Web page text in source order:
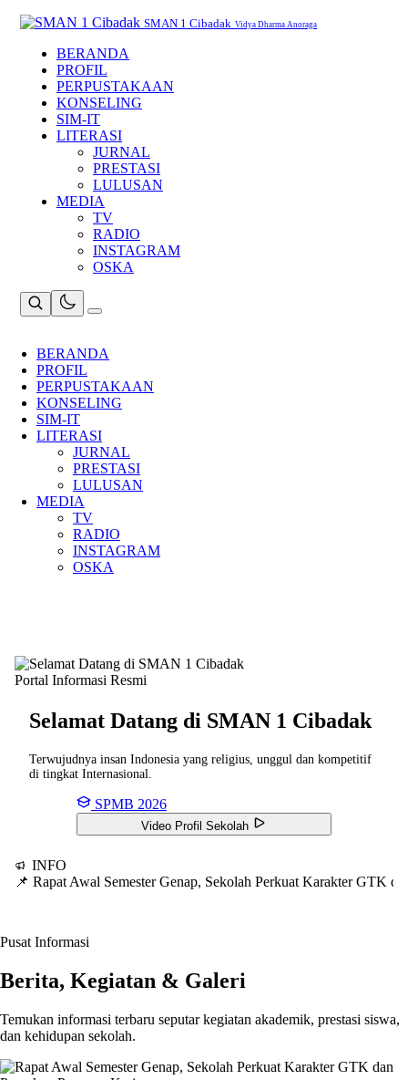
SMAN 1 Cibadak Vidya Dharma Anoraga
BERANDA
PROFIL
PERPUSTAKAAN
KONSELING
SIM-IT
LITERASI
JURNAL
PRESTASI
LULUSAN
MEDIA
TV
RADIO
INSTAGRAM
OSKA
BERANDA
PROFIL
PERPUSTAKAAN
KONSELING
SIM-IT
LITERASI
JURNAL
PRESTASI
LULUSAN
MEDIA
TV
RADIO
INSTAGRAM
OSKA
Portal Informasi Resmi
Selamat Datang di SMAN 1 Cibadak
Terwujudnya insan Indonesia yang religius, unggul dan kompetitif
di tingkat Internasional.
SPMB 2026
Video Profil Sekolah
INFO
📌 Rapat Awal Semester Genap, Sekolah Perkuat Karakter GTK
Pusat Informasi
Berita, Kegiatan & Galeri
Temukan informasi terbaru seputar kegiatan akademik, prestasi siswa,
dan kehidupan sekolah.